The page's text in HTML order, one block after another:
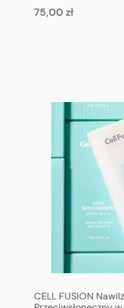
75,00 zł
CELL FUSION